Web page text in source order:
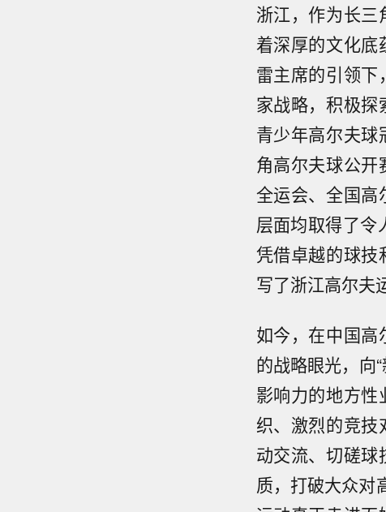
浙江，作为长
着深厚的文化底
雷主席的引领
家战略，积极
青少年高尔夫
角高尔夫球公
全运会、全国高
层面均取得了令
凭借卓越的球技
写了浙江高尔夫
如今，在中国
的战略眼光，向
影响力的地方
织、激烈的竞技
动交流、切磋
质，打破大众对